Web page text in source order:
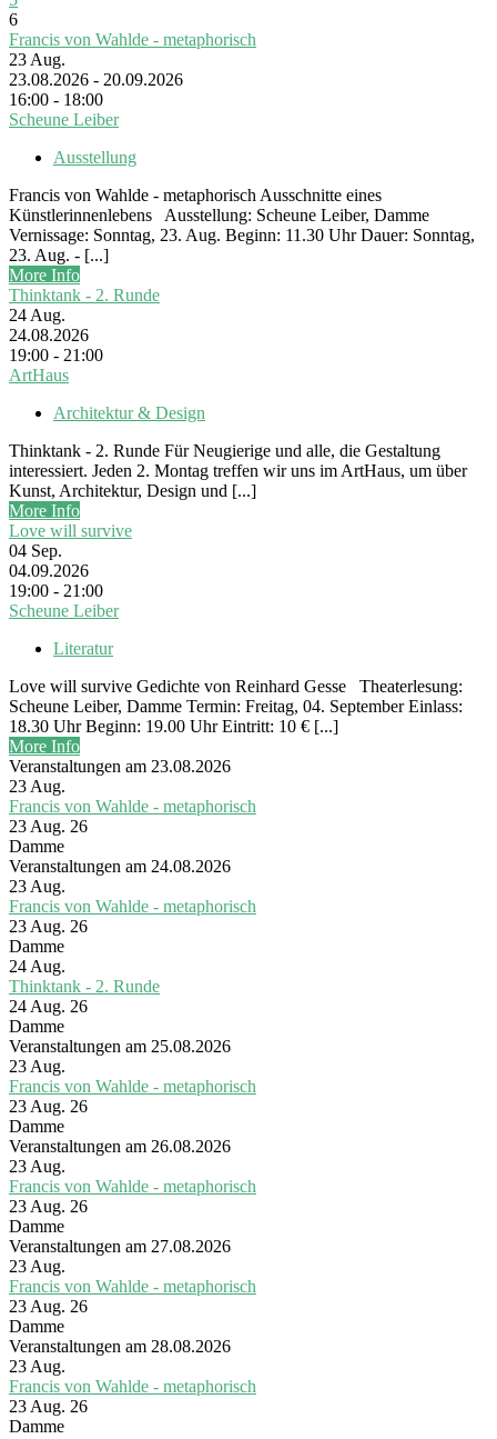
6
Francis von Wahlde - metaphorisch
23 Aug.
23.08.2026 - 20.09.2026
16:00 - 18:00
Scheune Leiber
Ausstellung
Francis von Wahlde - metaphorisch Ausschnitte eines
Künstlerinnenlebens Ausstellung: Scheune Leiber, Damme
Vernissage: Sonntag, 23. Aug. Beginn: 11.30 Uhr Dauer: Sonntag,
23. Aug. - [...]
More Info
Thinktank - 2. Runde
24 Aug.
24.08.2026
19:00 - 21:00
ArtHaus
Architektur & Design
Thinktank - 2. Runde Für Neugierige und alle, die Gestaltung
interessiert. Jeden 2. Montag treffen wir uns im ArtHaus, um über
Kunst, Architektur, Design und [...]
More Info
Love will survive
04 Sep.
04.09.2026
19:00 - 21:00
Scheune Leiber
Literatur
Love will survive Gedichte von Reinhard Gesse Theaterlesung:
Scheune Leiber, Damme Termin: Freitag, 04. September Einlass:
18.30 Uhr Beginn: 19.00 Uhr Eintritt: 10 € [...]
More Info
Veranstaltungen am 23.08.2026
23 Aug.
Francis von Wahlde - metaphorisch
23 Aug. 26
Damme
Veranstaltungen am 24.08.2026
23 Aug.
Francis von Wahlde - metaphorisch
23 Aug. 26
Damme
24 Aug.
Thinktank - 2. Runde
24 Aug. 26
Damme
Veranstaltungen am 25.08.2026
23 Aug.
Francis von Wahlde - metaphorisch
23 Aug. 26
Damme
Veranstaltungen am 26.08.2026
23 Aug.
Francis von Wahlde - metaphorisch
23 Aug. 26
Damme
Veranstaltungen am 27.08.2026
23 Aug.
Francis von Wahlde - metaphorisch
23 Aug. 26
Damme
Veranstaltungen am 28.08.2026
23 Aug.
Francis von Wahlde - metaphorisch
23 Aug. 26
Damme